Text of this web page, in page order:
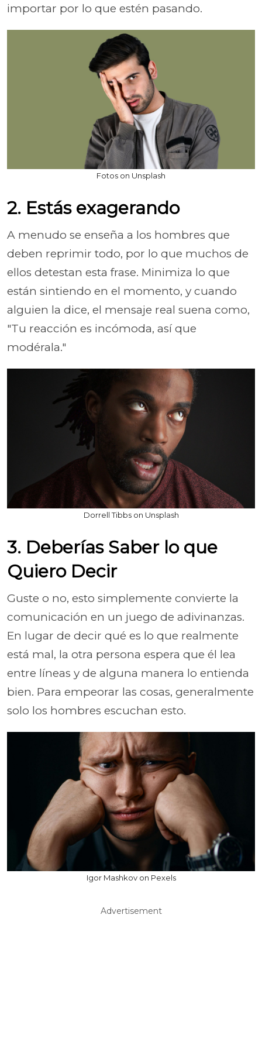
importar por lo que estén pasando.
Fotos on Unsplash
2. Estás exagerando
A menudo se enseña a los hombres que
deben reprimir todo, por lo que muchos de
ellos detestan esta frase. Minimiza lo que
están sintiendo en el momento, y cuando
alguien la dice, el mensaje real suena como,
"Tu reacción es incómoda, así que
modérala."
Dorrell Tibbs on Unsplash
3. Deberías Saber lo que
Quiero Decir
Guste o no, esto simplemente convierte la
comunicación en un juego de adivinanzas.
En lugar de decir qué es lo que realmente
está mal, la otra persona espera que él lea
entre líneas y de alguna manera lo entienda
bien. Para empeorar las cosas, generalmente
solo los hombres escuchan esto.
Igor Mashkov on Pexels
Advertisement